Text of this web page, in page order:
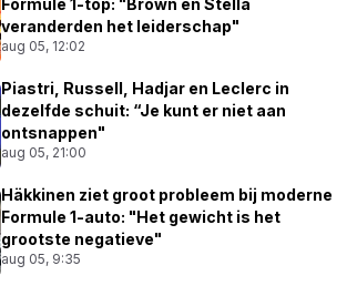
Formule 1-top: "Brown en Stella
veranderden het leiderschap"
aug 05, 12:02
Piastri, Russell, Hadjar en Leclerc in
dezelfde schuit: “Je kunt er niet aan
ontsnappen"
aug 05, 21:00
Häkkinen ziet groot probleem bij moderne
Formule 1-auto: "Het gewicht is het
grootste negatieve"
aug 05, 9:35